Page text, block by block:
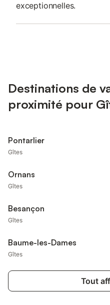
exceptionnelles.
Destinations de
proximité pour
Pontarlier
Gîtes
Ornans
Gîtes
Besançon
Gîtes
Baume-les-Dames
Gîtes
Tout